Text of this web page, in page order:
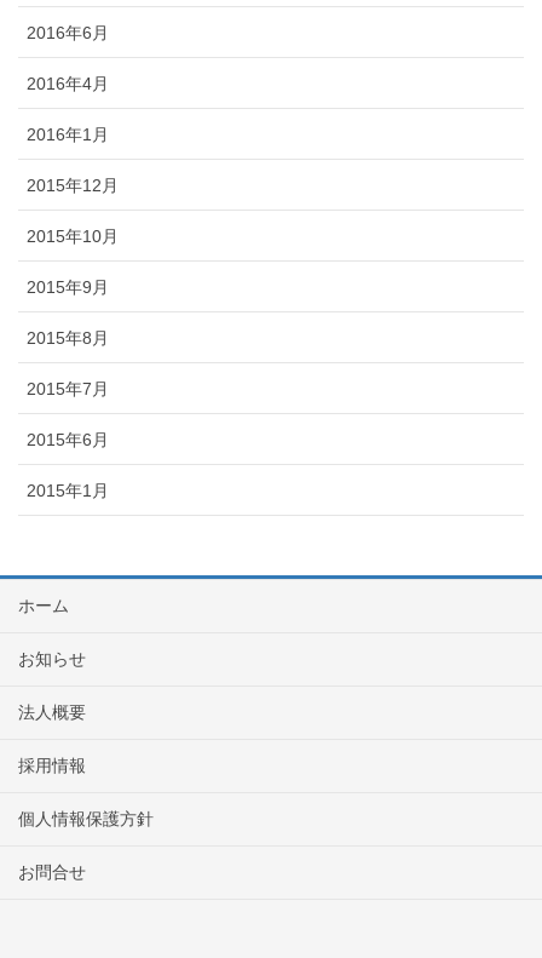
2016年6月
2016年4月
2016年1月
2015年12月
2015年10月
2015年9月
2015年8月
2015年7月
2015年6月
2015年1月
ホーム
お知らせ
法人概要
採用情報
個人情報保護方針
お問合せ